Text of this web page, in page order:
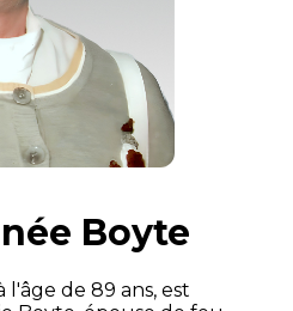
Boyte
l'âge de 89 ans, est